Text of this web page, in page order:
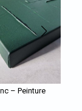
– Peinture